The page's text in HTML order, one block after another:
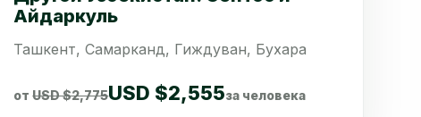
Айдаркуль
Ташкент, Самарканд, Гиждуван, Бухара
отUSD $2,775USD $2,555за человека